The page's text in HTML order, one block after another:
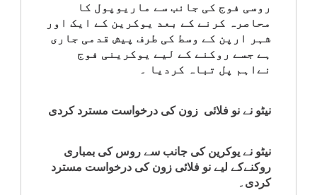
سیاست
قومی
سپلیمنٹس
روسی فوج کی جانب سے ماریوپول کا
محاصرہ کرنے کے بعد یوکرین کے ایک اور
شہر ارپن کے وسط کی طرف پیش قدمی جاری
ہے جسے روکنے کے لیے یوکرینی فوج
نےاہم پل تباہ کردیا ۔
نیٹو نے نو فلائی زون کی درخواست مسترد کردی
نیٹو نے یوکرین کی جانب سے روس کی بمباری
روکنےکے لیے نو فلائی زون کی درخواست مسترد
کردی۔